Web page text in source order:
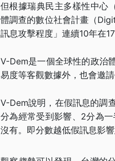
但根據瑞典民主多樣性中心
體調查的數位社會計畫（
訊息攻擊程度」連續10年在
V-Dem是一個全球性的政治
易度等客觀數據外，也會邀
V-Dem說明，在假訊息的調
分為經常受到影響、2分為
沒有。即分數越低假訊息影響